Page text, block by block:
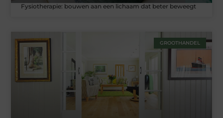
Fysiotherapie: bouwen aan een lichaam dat beter beweegt
GROOTHANDEL